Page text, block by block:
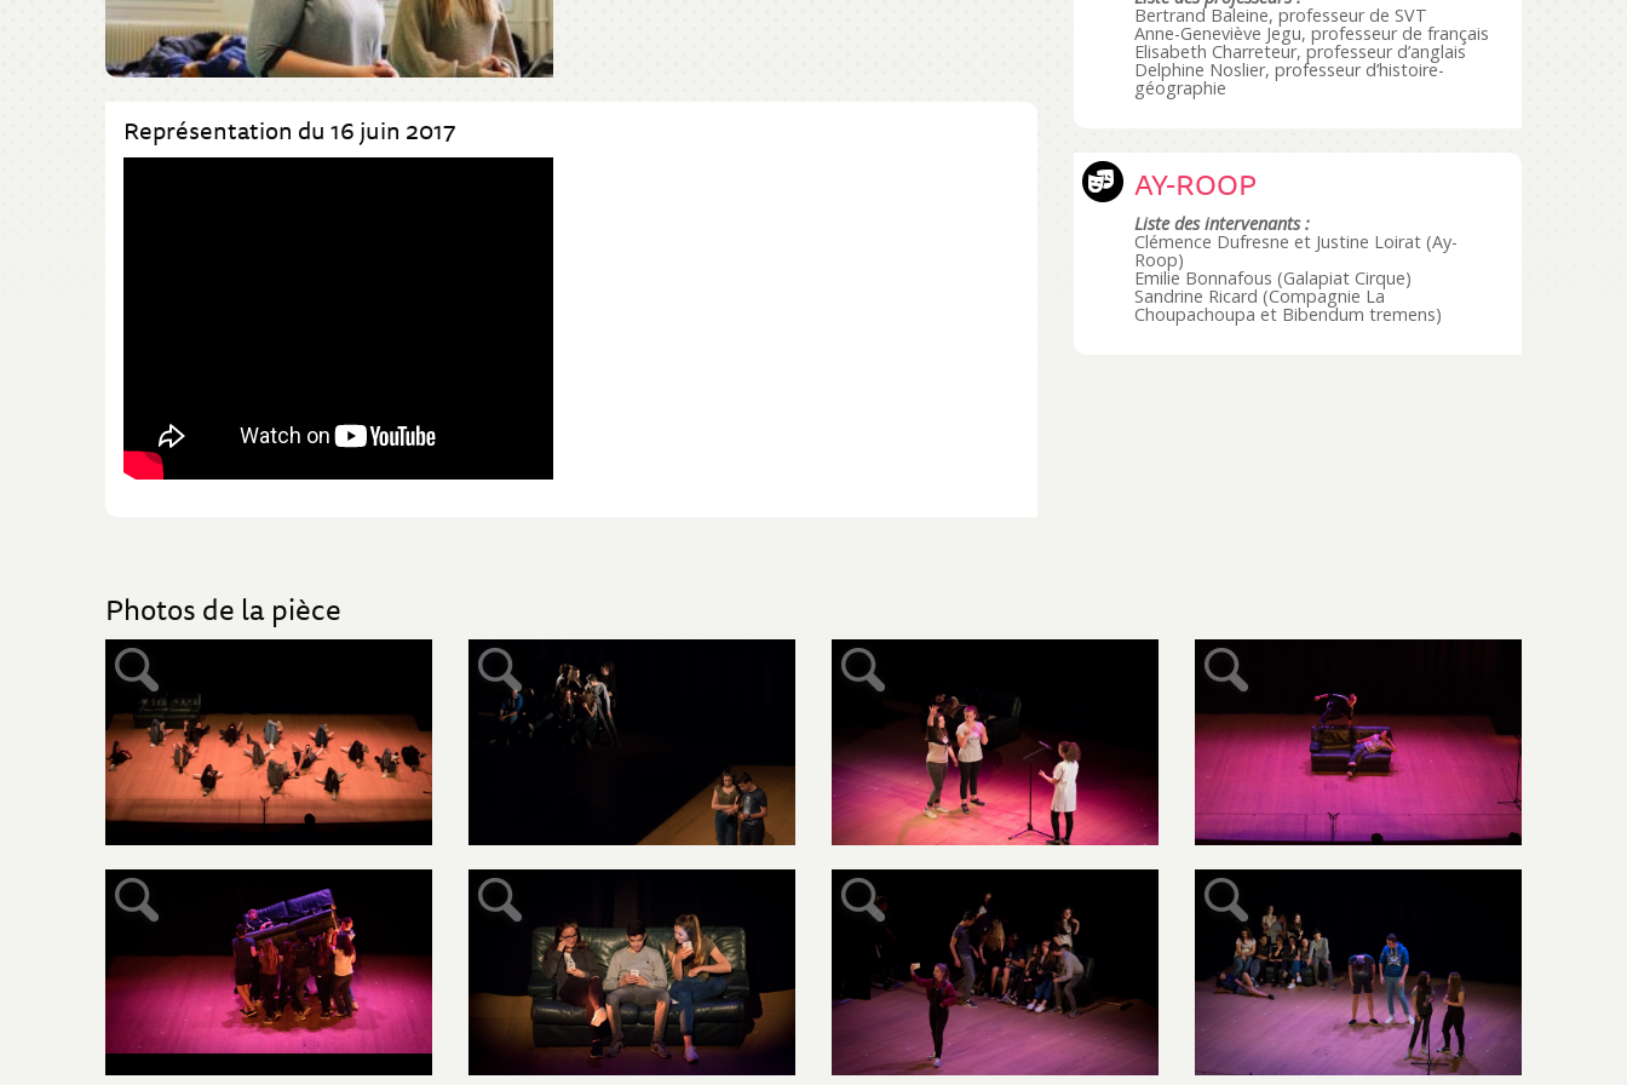
Représentation du 16 juin 2017
Bertrand Baleine, professeur de SVT
Anne-Geneviève Jegu, professeur de français
Elisabeth Charreteur, professeur d’anglais
Delphine Noslier, professeur d’histoire-
géographie
AY-ROOP
Liste des intervenants :
Clémence Dufresne et Justine Loirat (Ay-
Roop)
Emilie Bonnafous (Galapiat Cirque)
Sandrine Ricard (Compagnie La
Choupachoupa et Bibendum tremens)
Photos de la pièce